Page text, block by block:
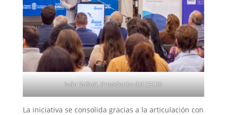
Iván Safadi, Presidente del CECIS
La iniciativa se consolida gracias a la articulación con